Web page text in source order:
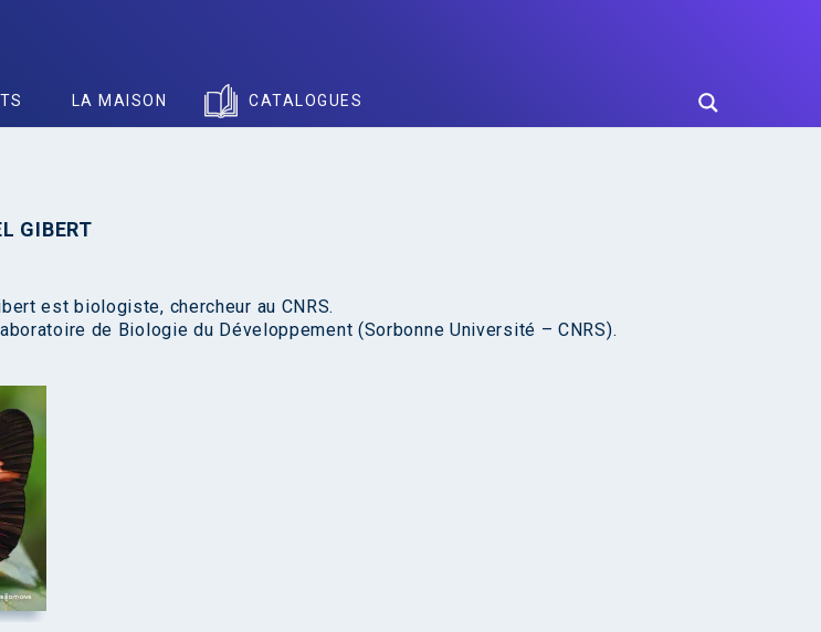
LA MAISON CATALOGUES
GIBERT
est biologiste, chercheur au CNRS.
de Biologie du Développement (Sorbonne Université – CNRS).